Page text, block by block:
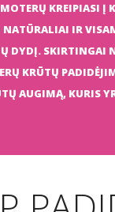
KREIPIASI Į
NATŪRALIAI IR
DYDĮ. SKIRTINGAI
KRŪTŲ
AUGIMĄ, KURIS